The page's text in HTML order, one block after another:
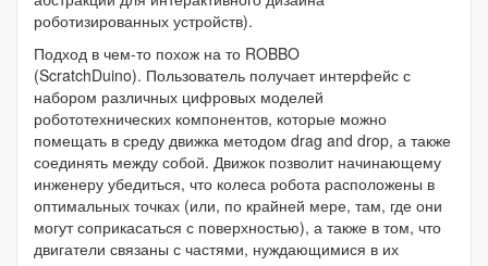
роботизированных устройств).
Подход в чем-то похож на то ROBBO
(ScratchDuino). Пользователь получает интерфейс с
набором различных цифровых моделей
робототехнических компонентов, которые можно
помещать в среду движка методом drag and drop, а также
соединять между собой. Движок позволит начинающему
инженеру убедиться, что колеса робота расположены в
оптимальных точках (или, по крайней мере, там, где они
могут соприкасаться с поверхностью), а также в том, что
двигатели связаны с частями, нуждающимися в их